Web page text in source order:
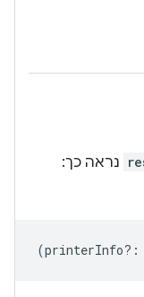
נראה כך:
(printerInfo? :